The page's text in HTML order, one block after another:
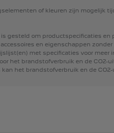
of kleuren zijn mogelijk
is gesteld om productspecificaties en
accessoires en eigenschappen zonder
met specificaties voor meer
het brandstofverbruik en de CO2-
kan het brandstofverbruik en de